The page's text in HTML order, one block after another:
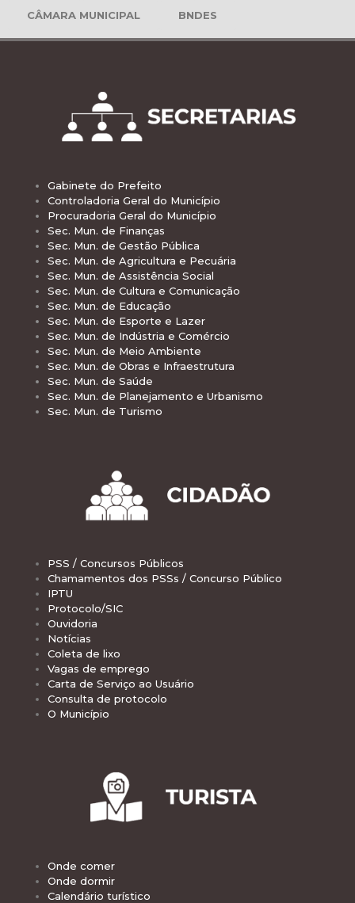
CÂMARA MUNICIPAL BNDES
Gabinete do Prefeito
Controladoria Geral do Município
Procuradoria Geral do Município
Sec. Mun. de Finanças
Sec. Mun. de Gestão Pública
Sec. Mun. de Agricultura e Pecuária
Sec. Mun. de Assistência Social
Sec. Mun. de Cultura e Comunicação
Sec. Mun. de Educação
Sec. Mun. de Esporte e Lazer
Sec. Mun. de Indústria e Comércio
Sec. Mun. de Meio Ambiente
Sec. Mun. de Obras e Infraestrutura
Sec. Mun. de Saúde
Sec. Mun. de Planejamento e Urbanismo
Sec. Mun. de Turismo
PSS / Concursos Públicos
Chamamentos dos PSSs / Concurso Público
IPTU
Protocolo/SIC
Ouvidoria
Notícias
Coleta de lixo
Vagas de emprego
Carta de Serviço ao Usuário
Consulta de protocolo
O Município
Onde comer
Onde dormir
Calendário turístico